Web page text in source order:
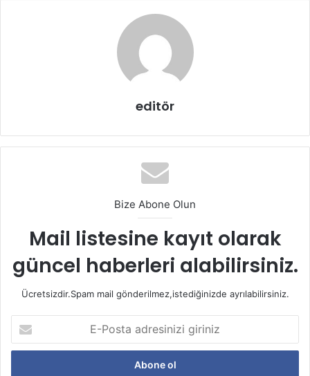
bayanlar kızıl kahve tonlarını tercih edebilirler.
Kahverengi Tonlar
editör
Bize Abone Olun
Mail listesine kayıt olarak
güncel haberleri alabilirsiniz.
Ücretsizdir.Spam mail gönderilmez,istediğinizde ayrılabilirsiniz.
Posta
adresinizi